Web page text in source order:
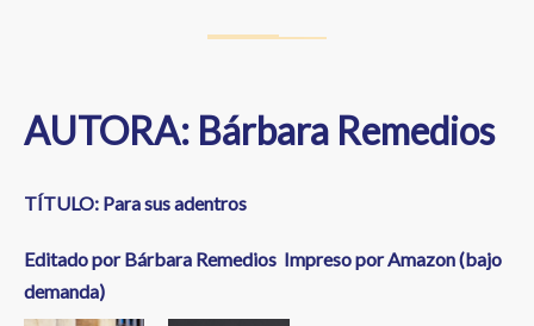
AUTORA: Bárbara Remedios
TÍTULO: Para sus adentros
Editado por Bárbara Remedios Impreso por Amazon (bajo
demanda)